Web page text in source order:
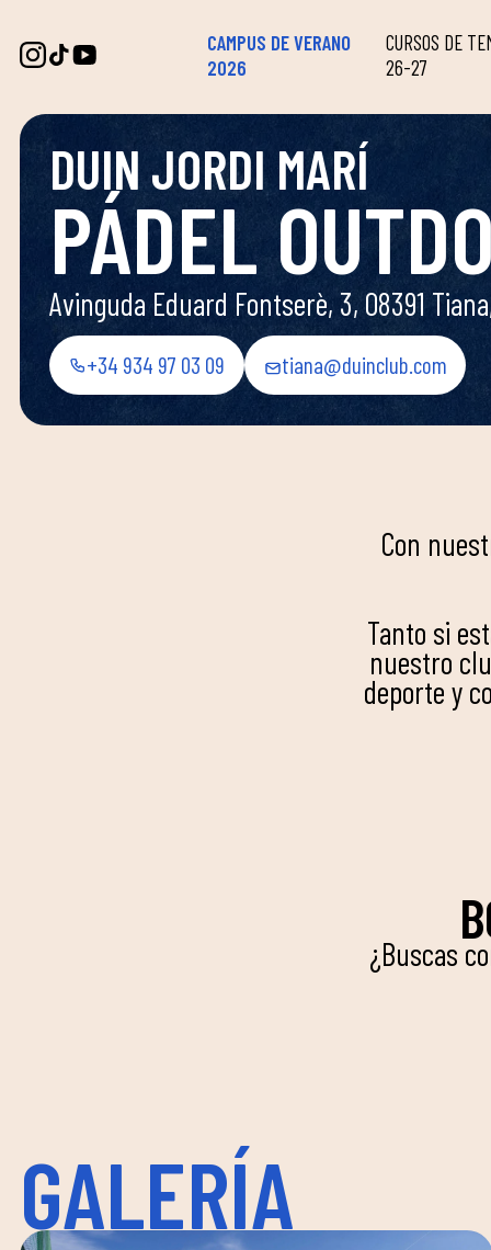
CAMPUS DE VERANO
2026
CURSOS DE
26-27
DUIN JORDI MARÍ
PÁDEL
Avinguda Eduard Fontserè, 3, 08391
+34 934 97 03 09 tiana@duinclub.com
Con
Tanto si
nuestro
deporte y
¿Buscas
GALERÍA